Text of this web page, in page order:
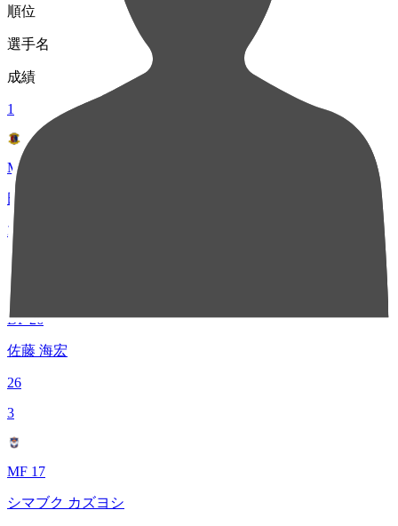
順位
選手名
成績
1
MF 7
田村 亮介
27
2
DF 26
佐藤 海宏
26
3
MF 17
シマブク カズヨシ